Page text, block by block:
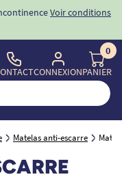
Voir conditions
CONNEXION
0
PANIER
Matelas anti-escarre